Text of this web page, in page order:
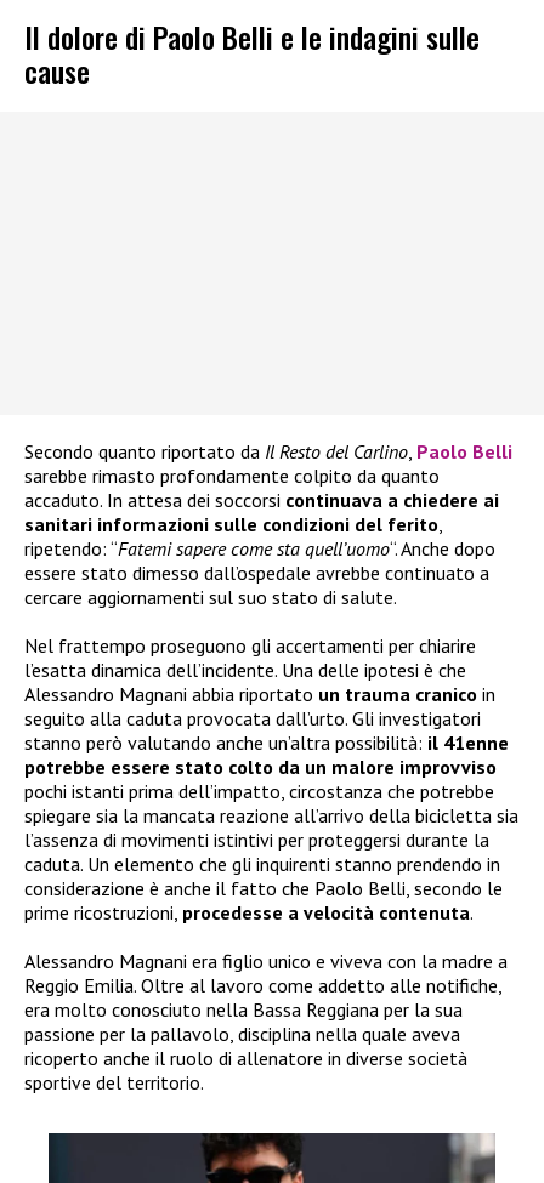
Il dolore di Paolo Belli e le indagini sulle
cause
Secondo quanto riportato da Il Resto del Carlino Paolo Belli
sarebbe rimasto profondamente colpito da quanto
accaduto. In attesa dei soccorsi continuava a chiedere ai
sanitari informazioni sulle condizioni del ferito
ripetendo: “Fatemi sapere come sta quell’uomo“. Anche dopo
essere stato dimesso dall’ospedale avrebbe continuato a
cercare aggiornamenti sul suo stato di salute.
Nel frattempo proseguono gli accertamenti per chiarire
l’esatta dinamica dell’incidente. Una delle ipotesi è che
Alessandro Magnani abbia riportato un trauma cranico in
seguito alla caduta provocata dall’urto. Gli investigatori
stanno però valutando anche un’altra possibilità: il 41enne
potrebbe essere stato colto da un malore improvviso
pochi istanti prima dell’impatto, circostanza che potrebbe
spiegare sia la mancata reazione all’arrivo della bicicletta sia
l’assenza di movimenti istintivi per proteggersi durante la
caduta. Un elemento che gli inquirenti stanno prendendo in
considerazione è anche il fatto che Paolo Belli, secondo le
prime ricostruzioni, procedesse a velocità contenuta.
Alessandro Magnani era figlio unico e viveva con la madre a
Reggio Emilia. Oltre al lavoro come addetto alle notifiche,
era molto conosciuto nella Bassa Reggiana per la sua
passione per la pallavolo, disciplina nella quale aveva
ricoperto anche il ruolo di allenatore in diverse società
sportive del territorio.